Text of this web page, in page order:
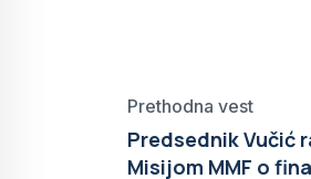
Prethodna vest
Predsednik Vučić
Misijom MMF o